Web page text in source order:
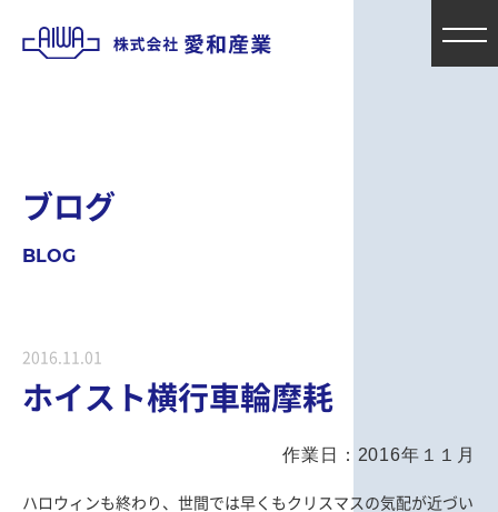
ブログ
BLOG
2016.11.01
ホイスト横行車輪摩耗
作業日：2016年１１月
ハロウィンも終わり、世間では早くもクリスマスの気配が近づい